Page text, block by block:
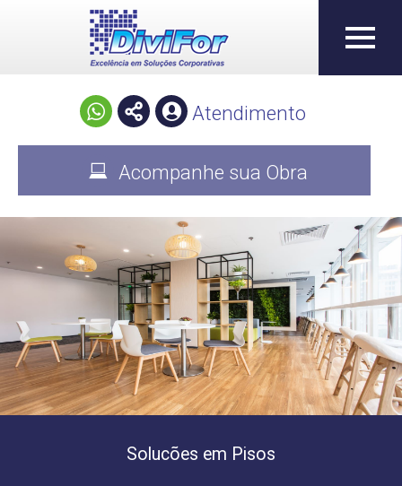
Atendimento
Acompanhe sua Obra
Solucões em Pisos